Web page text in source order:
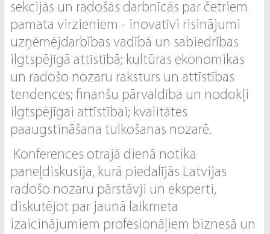
sekcijās un radošās darbnīcās par četriem
pamata virzieniem - inovatīvi risinājumi
uzņēmējdarbības vadībā un sabiedrības
ilgtspējīgā attīstībā; kultūras ekonomikas
un radošo nozaru raksturs un attīstības
tendences; finanšu pārvaldība un nodokļi
ilgtspējīgai attīstībai; kvalitātes
paaugstināšana tulkošanas nozarē.
Konferences otrajā dienā notika
paneļdiskusija, kurā piedalījās Latvijas
radošo nozaru pārstāvji un eksperti,
diskutējot par jaunā laikmeta
izaicinājumiem profesionāļiem biznesā un